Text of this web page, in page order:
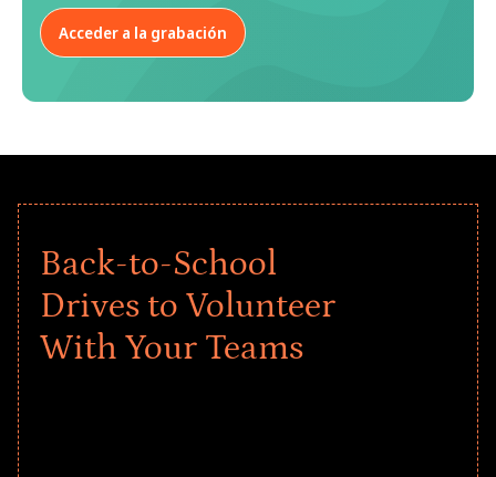
esfuerzos, datos inconsistentes y una experiencia
desarticulada tanto para los gestores de programas
Acceder a la grabación
Back-to-School
Drives to Volunteer
With Your Teams